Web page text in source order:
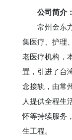
公司简介：
常州金东
集医疗、护理
老医疗机构，
置，引进了台
念接轨，由常
人提供全程生
怀等持续服务
生工程。